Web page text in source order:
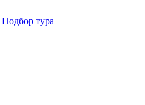
Подбор тура